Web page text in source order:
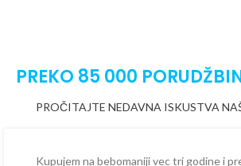
PREKO 85 000
PROČITAJTE NEDAVNA ISKUSTVA
Kupujem na bebomaniji vec tri godine i